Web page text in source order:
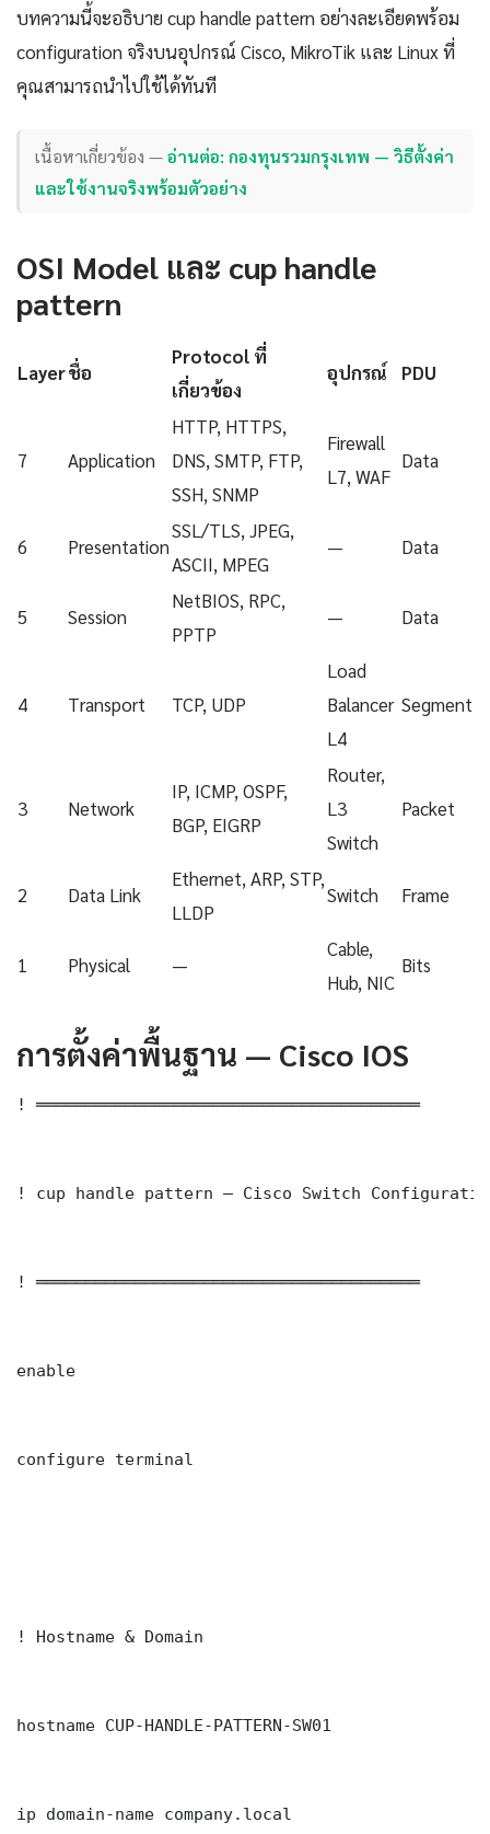
บทความนี้จะอธิบาย cup handle pattern อย่างละเอียดพร้อม
configuration จริงบนอุปกรณ์ Cisco, MikroTik และ Linux ที่
คุณสามารถนำไปใช้ได้ทันที
เนื้อหาเกี่ยวข้อง —อ่านต่อ: กองทุนรวมกรุงเทพ — วิธีตั้งค่า
และใช้งานจริงพร้อมตัวอย่าง
OSI Model และ cup handle
pattern
Layerชื่อ
Protocol ที่
เกี่ยวข้อง
อุปกรณ์ PDU
7 Application
HTTP, HTTPS,
DNS, SMTP, FTP,
SSH, SNMP
Firewall
L7, WAF
Data
6 Presentation
SSL/TLS, JPEG,
ASCII, MPEG
— Data
5 Session
NetBIOS, RPC,
PPTP
— Data
4 Transport TCP, UDP
Load
Balancer
L4
Segment
3 Network
IP, ICMP, OSPF,
BGP, EIGRP
Router,
L3
Switch
Packet
2 Data Link
Ethernet, ARP, STP,
LLDP
Switch Frame
1 Physical —
Cable,
Hub, NIC
Bits
การตั้งค่าพื้นฐาน — Cisco IOS
! ═══════════════════════════════════════
! cup handle pattern — Cisco Switch
! ═══════════════════════════════════════
enable
configure terminal
! Hostname & Domain
hostname CUP-HANDLE-PATTERN-SW01
ip domain-name company.local